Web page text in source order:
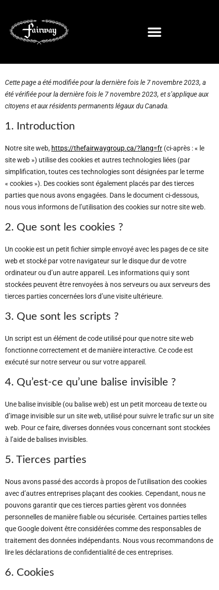
Cette page a été modifiée pour la dernière fois le 7 novembre 2023, a
été vérifiée pour la dernière fois le 7 novembre 2023, et s’applique aux
citoyens et aux résidents permanents légaux du Canada.
1. Introduction
Notre site web, https://thefairwaygroup.ca/?lang=fr (ci-après : « le
site web ») utilise des cookies et autres technologies liées (par
simplification, toutes ces technologies sont désignées par le terme
« cookies »). Des cookies sont également placés par des tierces
parties que nous avons engagées. Dans le document ci-dessous,
nous vous informons de l’utilisation des cookies sur notre site web.
2. Que sont les cookies ?
Un cookie est un petit fichier simple envoyé avec les pages de ce site
web et stocké par votre navigateur sur le disque dur de votre
ordinateur ou d’un autre appareil. Les informations qui y sont
stockées peuvent être renvoyées à nos serveurs ou aux serveurs des
tierces parties concernées lors d’une visite ultérieure.
3. Que sont les scripts ?
Un script est un élément de code utilisé pour que notre site web
fonctionne correctement et de manière interactive. Ce code est
exécuté sur notre serveur ou sur votre appareil.
4. Qu’est-ce qu’une balise invisible ?
Une balise invisible (ou balise web) est un petit morceau de texte ou
d’image invisible sur un site web, utilisé pour suivre le trafic sur un site
web. Pour ce faire, diverses données vous concernant sont stockées
à l’aide de balises invisibles.
5. Tierces parties
Nous avons passé des accords à propos de l’utilisation des cookies
avec d’autres entreprises plaçant des cookies. Cependant, nous ne
pouvons garantir que ces tierces parties gèrent vos données
personnelles de manière fiable ou sécurisée. Certaines parties telles
que Google doivent être considérées comme des responsables de
traitement des données indépendants. Nous vous recommandons de
lire les déclarations de confidentialité de ces entreprises.
6. Cookies